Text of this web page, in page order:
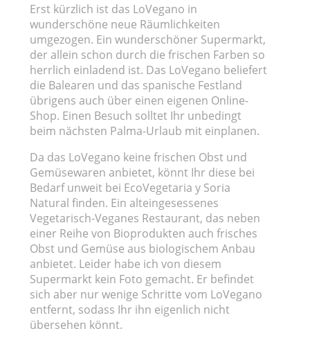
Erst kürzlich ist das LoVegano in
wunderschöne neue Räumlichkeiten
umgezogen. Ein wunderschöner Supermarkt,
der allein schon durch die frischen Farben so
herrlich einladend ist. Das LoVegano beliefert
die Balearen und das spanische Festland
übrigens auch über einen eigenen Online-
Shop. Einen Besuch solltet Ihr unbedingt
beim nächsten Palma-Urlaub mit einplanen.
Da das LoVegano keine frischen Obst und
Gemüsewaren anbietet, könnt Ihr diese bei
Bedarf unweit bei EcoVegetaria y Soria
Natural finden. Ein alteingesessenes
Vegetarisch-Veganes Restaurant, das neben
einer Reihe von Bioprodukten auch frisches
Obst und Gemüse aus biologischem Anbau
anbietet. Leider habe ich von diesem
Supermarkt kein Foto gemacht. Er befindet
sich aber nur wenige Schritte vom LoVegano
entfernt, sodass Ihr ihn eigenlich nicht
übersehen könnt.